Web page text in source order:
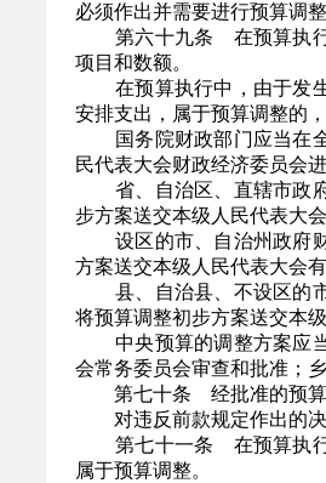
必须作出并需要进行预算调
第六十九条 在预算执行中
项目和数额。
在预算执行中，由于发生
安排支出，属于预算调整的
国务院财政部门应当在全
民代表大会财政经济委员会
省、自治区、直辖市政府
步方案送交本级人民代表大
设区的市、自治州政府财
方案送交本级人民代表大会
县、自治县、不设区的市
将预算调整初步方案送交本
中央预算的调整方案应当
会常务委员会审查和批准；
第七十条 经批准的预算调
对违反前款规定作出的决
第七十一条 在预算执行中
属于预算调整。